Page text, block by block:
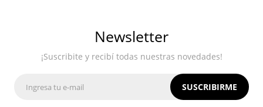
Newsletter
¡Suscribite y recibí todas nuestras novedades!
SUSCRIBIRME